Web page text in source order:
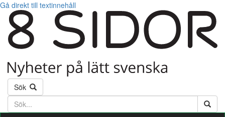
Gå direkt till textinnehåll
Sök
Söktext